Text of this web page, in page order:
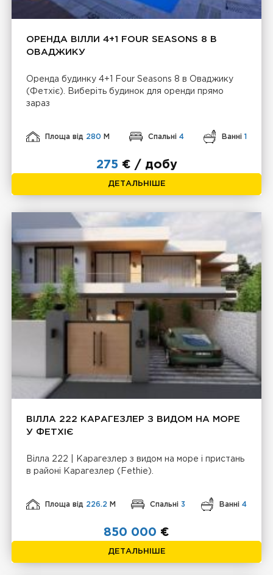
ОРЕНДА ВІЛЛИ 4+1 FOUR SEASONS 8 В
ОВАДЖИКУ
Оренда будинку 4+1 Four Seasons 8 в Оваджику
(Фетхіє). Виберіть будинок для оренди прямо
зараз
Площа від 280 М Спальні 4 Ванні 1
275 € / добу
ДЕТАЛЬНІШЕ
ВІЛЛА 222 КАРАГЕЗЛЕР З ВИДОМ НА МОРЕ
У ФЕТХІЄ
Вілла 222 | Карагезлер з видом на море і пристань
в районі Карагезлер (Fethie).
Площа від 226.2 М Спальні 3 Ванні 4
850 000 €
ДЕТАЛЬНІШЕ